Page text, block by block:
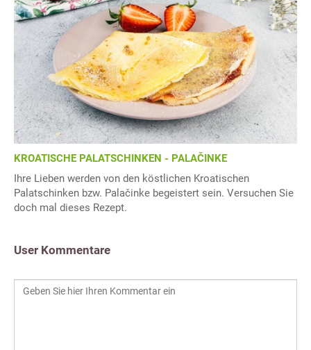
KROATISCHE PALATSCHINKEN - PALAČINKE
Ihre Lieben werden von den köstlichen Kroatischen
Palatschinken bzw. Palačinke begeistert sein. Versuchen Sie
doch mal dieses Rezept.
User Kommentare